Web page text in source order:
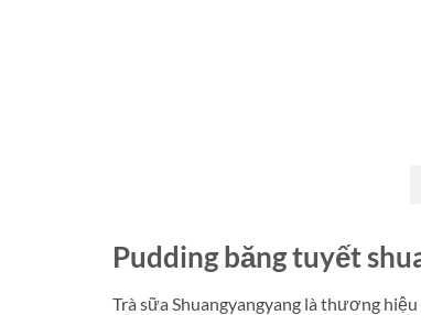
Pudding băng tuyết
Trà sữa Shuangyangyang là thương